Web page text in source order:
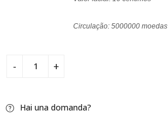
Circulação: 5000000 moedas
Hai una domanda?